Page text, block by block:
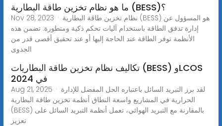
ما هو نظام تخزين طاقة البطارية (BESS)؟
Nov 28, 2023 · نظام تخزين طاقة البطارية (BESS) هو المسؤول عن
إدارة تدفق الطاقة باستخدام آليات تحكم ذكية ومتطورة. تضمن هذه
الأنظمة توفر الطاقة عند الحاجة إليها أو عند تحقيق أقصى قدر من
الجدوى
تكاليف نظام تخزين طاقة البطاريات (BESS) وLCOS
في 2024
Aug 21, 2025 · لقد برز التبريد السائل باعتباره الحل المفضل للإدارة
الحرارية في المشاريع واسعة النطاق أنظمة تخزين طاقة البطارية
(BESS) بالمقارنة مع التبريد الهوائي، تعمل أنظمة التبريد السائل على
تعزيز